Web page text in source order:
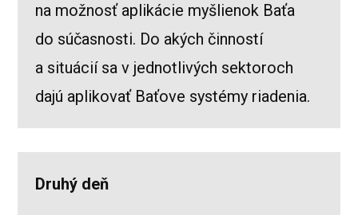
na možnosť aplikácie myšlienok Baťa
do súčasnosti. Do akých činností
a situácií sa v jednotlivých sektoroch
dajú aplikovať Baťove systémy riadenia.
Druhý deň